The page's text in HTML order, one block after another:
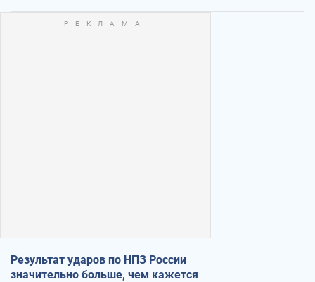
Результат ударов по НПЗ России
значительно больше, чем кажется